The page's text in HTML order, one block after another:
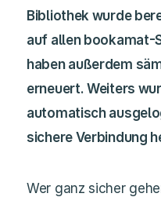
Bibliothek wurde
auf allen bookamat-
haben außerdem
erneuert. Weiters
automatisch
sichere Verbindung
Wer ganz sicher